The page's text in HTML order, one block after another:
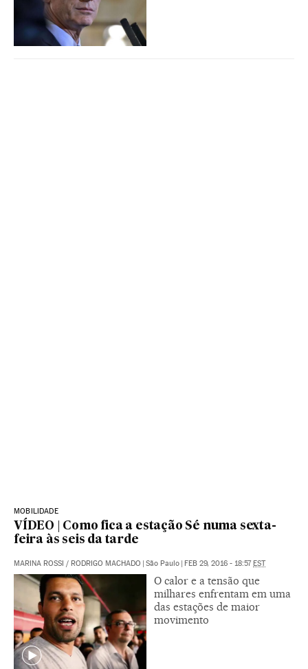
MOBILIDADE
VÍDEO | Como fica a estação Sé numa sexta-
feira às seis da tarde
MARINA ROSSI / RODRIGO MACHADO São Paulo FEB 29, 2016 - 18:57 EST
O calor e a tensão que
milhares enfrentam em uma
das estações de maior
movimento